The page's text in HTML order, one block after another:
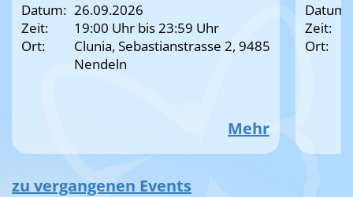
Datum: 26.09.2026
Zeit:
19:00 Uhr bis 23:59 Uhr
Ort:
Clunia, Sebastianstrasse 2, 9485
Nendeln
Mehr
Datum:
Zeit:
Ort:
zu vergangenen Events